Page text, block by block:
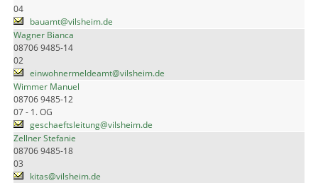
04
bauamt@vilsheim.de
Wagner Bianca
08706 9485-14
02
einwohnermeldeamt@vilsheim.de
Wimmer Manuel
08706 9485-12
07 - 1. OG
geschaeftsleitung@vilsheim.de
Zellner Stefanie
08706 9485-18
03
kitas@vilsheim.de